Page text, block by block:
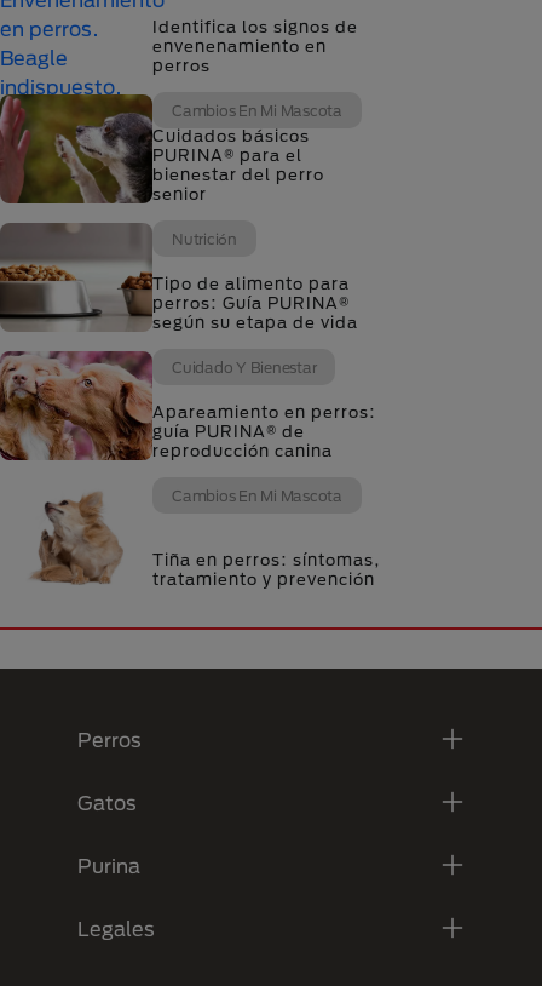
Identifica los signos de
envenenamiento en
perros
Cambios En Mi Mascota
Cuidados básicos
PURINA® para el
bienestar del perro
senior
Nutrición
Tipo de alimento para
perros: Guía PURINA®
según su etapa de vida
Cuidado Y Bienestar
Apareamiento en perros:
guía PURINA® de
reproducción canina
Cambios En Mi Mascota
Tiña en perros: síntomas,
tratamiento y prevención
Perros
Gatos
Purina
Legales